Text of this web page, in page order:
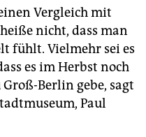
Vergleich mit
nicht, dass man
fühlt. Vielmehr sei es
es im Herbst noch
Berlin gebe, sagt
Paul